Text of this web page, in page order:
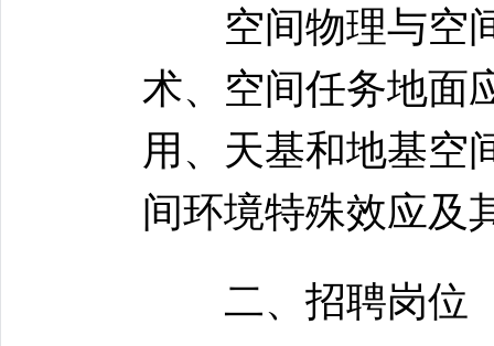
空间物理与空间
术、空间任务地面
用、天基和地基空
间环境特殊效应及
二、招聘岗位